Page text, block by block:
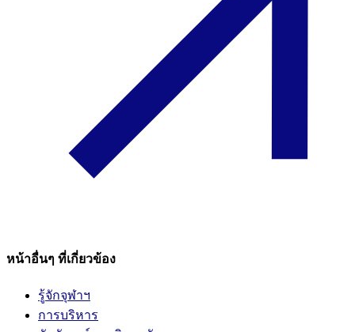
หน้าอื่นๆ ที่เกี่ยวข้อง
รู้จักจุฬาฯ
การบริหาร